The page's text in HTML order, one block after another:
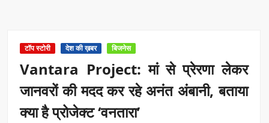
टॉप स्टोरी देश की ख़बर बिजनेस
Vantara Project: मां से प्रेरणा लेकर
जानवरों की मदद कर रहे अनंत अंबानी, बताया
क्या है प्रोजेक्ट ‘वनतारा’